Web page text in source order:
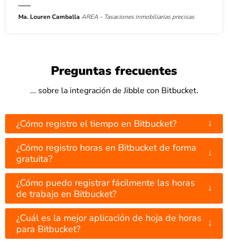
Ma. Louren Camballa AREA - Tasaciones inmobiliarias precisas
Preguntas frecuentes
... sobre la integración de Jibble con Bitbucket.
¿Cómo registro el tiempo en Bitbucket? ↓
¿Cómo registro horas en Bitbucket de forma
gratuita?
↓
¿Cómo puedo registrar fácilmente las horas
de trabajo en Bitbucket?
↓
¿Cuál es la mejor aplicación de hoja de horas
para Bitbucket?
↓